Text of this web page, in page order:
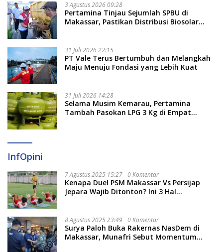
3 Agustus 2026 09:28
Pertamina Tinjau Sejumlah SPBU di
Makassar, Pastikan Distribusi Biosolar
31 Juli 2026 22:15
PT Vale Terus Bertumbuh dan Melangkah
Maju Menuju Fondasi yang Lebih Kuat
31 Juli 2026 14:28
Selama Musim Kemarau, Pertamina
Tambah Pasokan LPG 3 Kg di Empat
InfOpini
7 Agustus 2025 15:27 0 Komentar
Kenapa Duel PSM Makassar Vs Persijap
Jepara Wajib Ditonton? Ini 3 Hal
8 Agustus 2025 23:49 0 Komentar
Surya Paloh Buka Rakernas NasDem di
Makassar, Munafri Sebut Momentum